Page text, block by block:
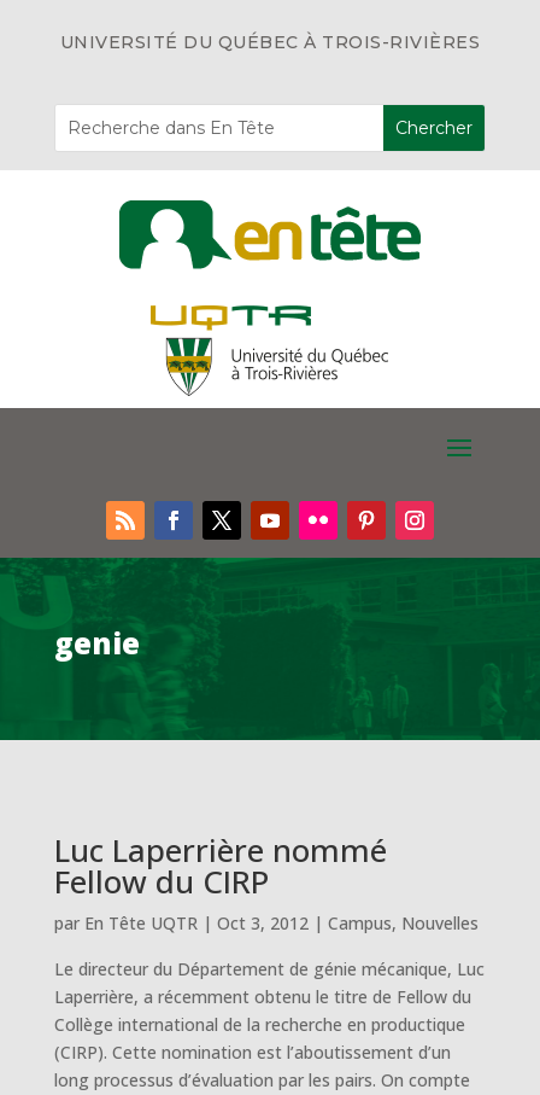
UNIVERSITÉ DU QUÉBEC À TROIS-RIVIÈRES
genie
Luc Laperrière nommé
Fellow du CIRP
par En Tête UQTR| Oct 3, 2012| Campus, Nouvelles
Le directeur du Département de génie mécanique, Luc
Laperrière, a récemment obtenu le titre de Fellow du
Collège international de la recherche en productique
(CIRP). Cette nomination est l’aboutissement d’un
long processus d’évaluation par les pairs. On compte